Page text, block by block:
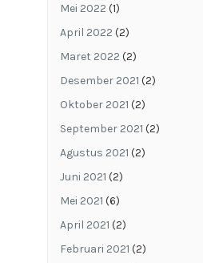
Mei 2022 (1)
April 2022 (2)
Maret 2022 (2)
Desember 2021 (2)
Oktober 2021 (2)
September 2021 (2)
Agustus 2021 (2)
Juni 2021 (2)
Mei 2021 (6)
April 2021 (2)
Februari 2021 (2)